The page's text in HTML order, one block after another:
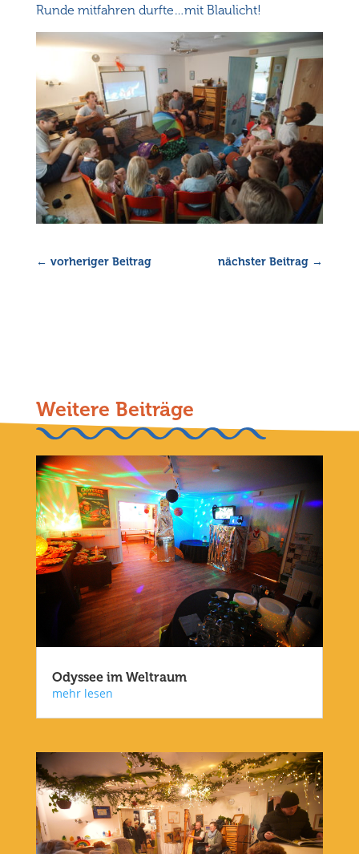
Runde mitfahren durfte…mit Blaulicht!
← vorheriger Beitrag nächster Beitrag →
Weitere Beiträge
Odyssee im Weltraum
mehr lesen